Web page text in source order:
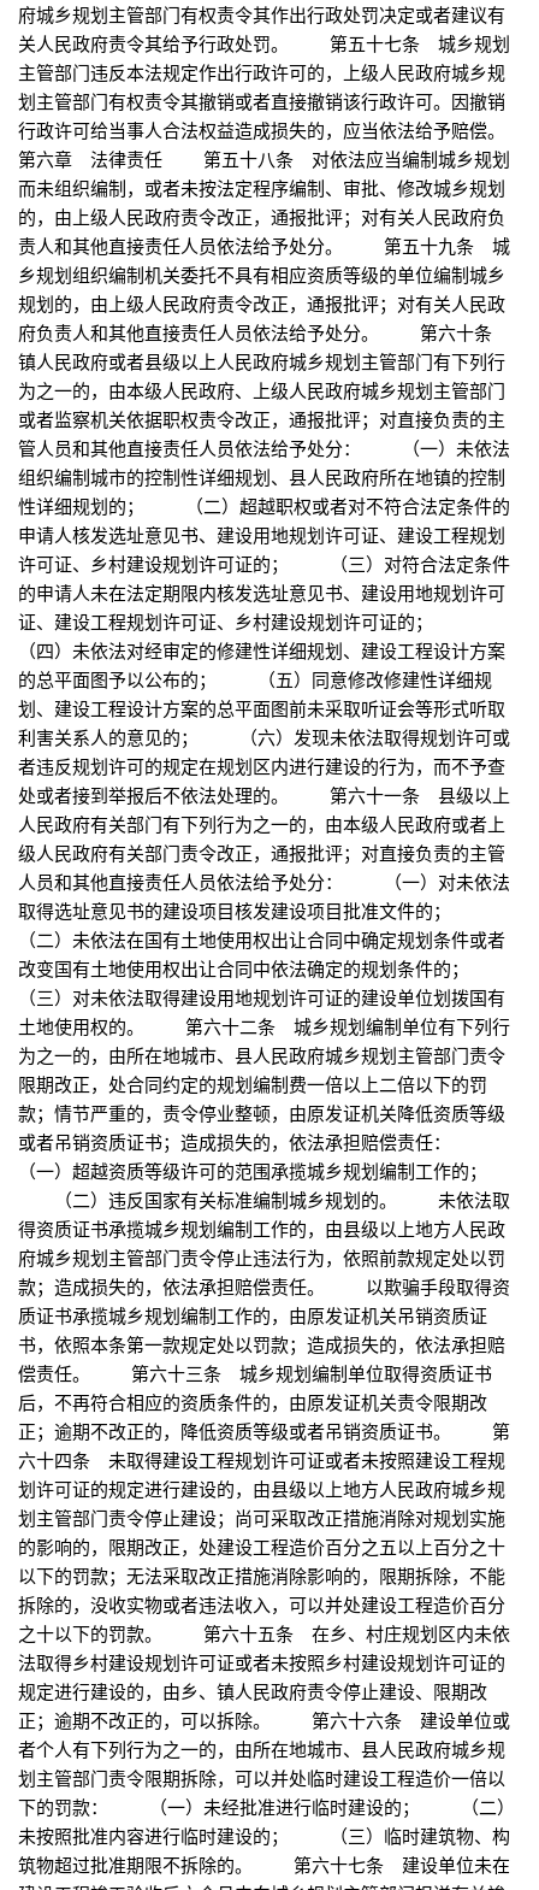
府城乡规划主管部门有权责令其作出行政处罚决定或者建议有
关人民政府责令其给予行政处罚。 第五十七条 城乡规划
主管部门违反本法规定作出行政许可的，上级人民政府城乡规
划主管部门有权责令其撤销或者直接撤销该行政许可。因撤销
行政许可给当事人合法权益造成损失的，应当依法给予赔偿。
第六章 法律责任 第五十八条 对依法应当编制城乡规划
而未组织编制，或者未按法定程序编制、审批、修改城乡规划
的，由上级人民政府责令改正，通报批评；对有关人民政府负
责人和其他直接责任人员依法给予处分。 第五十九条 城
乡规划组织编制机关委托不具有相应资质等级的单位编制城乡
规划的，由上级人民政府责令改正，通报批评；对有关人民政
府负责人和其他直接责任人员依法给予处分。 第六十条
镇人民政府或者县级以上人民政府城乡规划主管部门有下列行
为之一的，由本级人民政府、上级人民政府城乡规划主管部门
或者监察机关依据职权责令改正，通报批评；对直接负责的主
管人员和其他直接责任人员依法给予处分： （一）未依法
组织编制城市的控制性详细规划、县人民政府所在地镇的控制
性详细规划的； （二）超越职权或者对不符合法定条件的
申请人核发选址意见书、建设用地规划许可证、建设工程规划
许可证、乡村建设规划许可证的； （三）对符合法定条件
的申请人未在法定期限内核发选址意见书、建设用地规划许可
证、建设工程规划许可证、乡村建设规划许可证的；
（四）未依法对经审定的修建性详细规划、建设工程设计方案
的总平面图予以公布的； （五）同意修改修建性详细规
划、建设工程设计方案的总平面图前未采取听证会等形式听取
利害关系人的意见的； （六）发现未依法取得规划许可或
者违反规划许可的规定在规划区内进行建设的行为，而不予查
处或者接到举报后不依法处理的。 第六十一条 县级以上
人民政府有关部门有下列行为之一的，由本级人民政府或者上
级人民政府有关部门责令改正，通报批评；对直接负责的主管
人员和其他直接责任人员依法给予处分： （一）对未依法
取得选址意见书的建设项目核发建设项目批准文件的；
（二）未依法在国有土地使用权出让合同中确定规划条件或者
改变国有土地使用权出让合同中依法确定的规划条件的；
（三）对未依法取得建设用地规划许可证的建设单位划拨国有
土地使用权的。 第六十二条 城乡规划编制单位有下列行
为之一的，由所在地城市、县人民政府城乡规划主管部门责令
限期改正，处合同约定的规划编制费一倍以上二倍以下的罚
款；情节严重的，责令停业整顿，由原发证机关降低资质等级
或者吊销资质证书；造成损失的，依法承担赔偿责任：
（一）超越资质等级许可的范围承揽城乡规划编制工作的；
（二）违反国家有关标准编制城乡规划的。 未依法取
得资质证书承揽城乡规划编制工作的，由县级以上地方人民政
府城乡规划主管部门责令停止违法行为，依照前款规定处以罚
款；造成损失的，依法承担赔偿责任。 以欺骗手段取得资
质证书承揽城乡规划编制工作的，由原发证机关吊销资质证
书，依照本条第一款规定处以罚款；造成损失的，依法承担赔
偿责任。 第六十三条 城乡规划编制单位取得资质证书
后，不再符合相应的资质条件的，由原发证机关责令限期改
正；逾期不改正的，降低资质等级或者吊销资质证书。 第
六十四条 未取得建设工程规划许可证或者未按照建设工程规
划许可证的规定进行建设的，由县级以上地方人民政府城乡规
划主管部门责令停止建设；尚可采取改正措施消除对规划实施
的影响的，限期改正，处建设工程造价百分之五以上百分之十
以下的罚款；无法采取改正措施消除影响的，限期拆除，不能
拆除的，没收实物或者违法收入，可以并处建设工程造价百分
之十以下的罚款。 第六十五条 在乡、村庄规划区内未依
法取得乡村建设规划许可证或者未按照乡村建设规划许可证的
规定进行建设的，由乡、镇人民政府责令停止建设、限期改
正；逾期不改正的，可以拆除。 第六十六条 建设单位或
者个人有下列行为之一的，由所在地城市、县人民政府城乡规
划主管部门责令限期拆除，可以并处临时建设工程造价一倍以
下的罚款： （一）未经批准进行临时建设的； （二）
未按照批准内容进行临时建设的； （三）临时建筑物、构
筑物超过批准期限不拆除的。 第六十七条 建设单位未在